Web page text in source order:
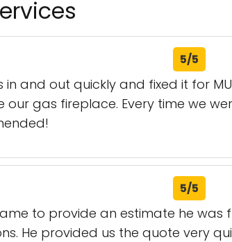
5/5
and out quickly and fixed it for
gas fireplace. Every time we
5/5
to provide an estimate he was
He provided us the quote very